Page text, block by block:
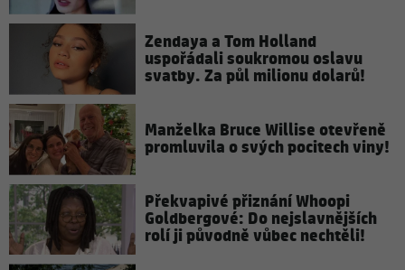
Zendaya a Tom Holland
uspořádali soukromou oslavu
svatby. Za půl milionu dolarů!
Manželka Bruce Willise otevřeně
promluvila o svých pocitech viny!
Překvapivé přiznání Whoopi
Goldbergové: Do nejslavnějších
rolí ji původně vůbec nechtěli!